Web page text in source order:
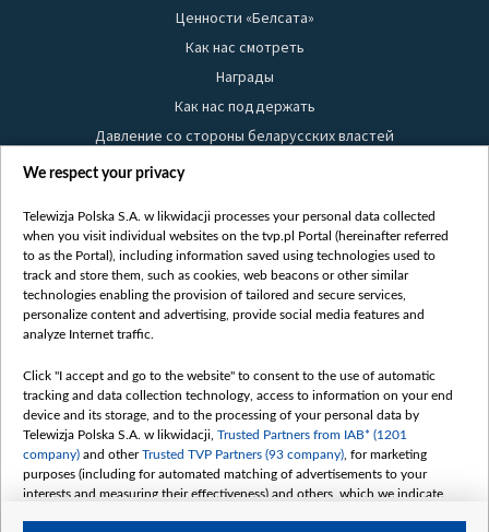
Ценности «Белсата»
Как нас смотреть
Награды
Как нас поддержать
Давление со стороны беларусских властей
Правила использования материалов
Безопасность
Youtube
Белсат news
Белсат Life
Belsat English
Biełsat PL
Белсат Now
Белсат Shorts
Белсат History
Белсат Music
We respect your privacy
Telewizja Polska S.A. w likwidacji processes your personal data collected
when you visit individual websites on the tvp.pl Portal (hereinafter referred
to as the Portal), including information saved using technologies used to
track and store them, such as cookies, web beacons or other similar
technologies enabling the provision of tailored and secure services,
personalize content and advertising, provide social media features and
analyze Internet traffic.
Click "I accept and go to the website" to consent to the use of automatic
tracking and data collection technology, access to information on your end
device and its storage, and to the processing of your personal data by
Telewizja Polska S.A. w likwidacji, Trusted Partners from IAB* (1201
company) and otherTrusted TVP Partners (93 company) , for marketing
purposes (including for automated matching of advertisements to your
interests and measuring their effectiveness) and others, which we indicate